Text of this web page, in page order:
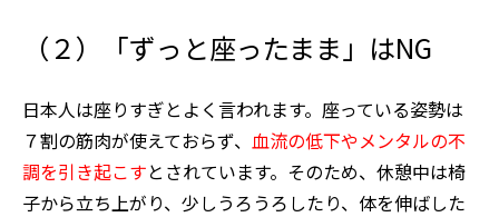
（２）「ずっと座ったまま」はNG
日本人は座りすぎとよく言われます。座っている姿勢は
７割の筋肉が使えておらず、 血流の低下やメンタルの不
調を引き起こすとされています。そのため、休憩中は椅
子から立ち上がり、少しうろうろしたり、体を伸ばした